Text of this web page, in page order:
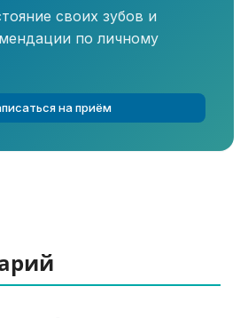
своих зубов и
по личному
на приём